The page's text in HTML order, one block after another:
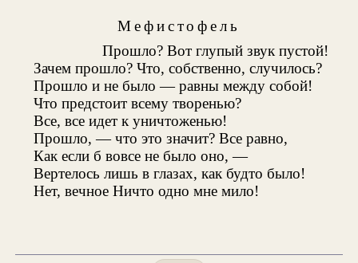
Мефистофель
Прошло? Вот глупый звук пустой!
Зачем прошло? Что, собственно, случилось?
Прошло и не было — равны между собой!
Что предстоит всему творенью?
Все, все идет к уничтоженью!
Прошло, — что это значит? Все равно,
Как если б вовсе не было оно, —
Вертелось лишь в глазах, как будто было!
Нет, вечное Ничто одно мне мило!